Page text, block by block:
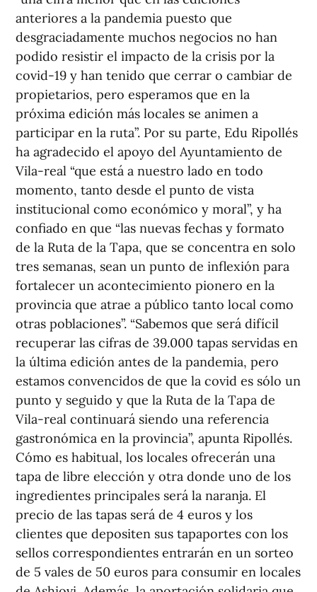
anteriores a la pandemia puesto que
desgraciadamente muchos negocios no han
podido resistir el impacto de la crisis por la
covid-19 y han tenido que cerrar o cambiar de
propietarios, pero esperamos que en la
próxima edición más locales se animen a
participar en la ruta”. Por su parte, Edu Ripollés
ha agradecido el apoyo del Ayuntamiento de
Vila-real “que está a nuestro lado en todo
momento, tanto desde el punto de vista
institucional como económico y moral”, y ha
confiado en que “las nuevas fechas y formato
de la Ruta de la Tapa, que se concentra en solo
tres semanas, sean un punto de inflexión para
fortalecer un acontecimiento pionero en la
provincia que atrae a público tanto local como
otras poblaciones”. “Sabemos que será difícil
recuperar las cifras de 39.000 tapas servidas en
la última edición antes de la pandemia, pero
estamos convencidos de que la covid es sólo un
punto y seguido y que la Ruta de la Tapa de
Vila-real continuará siendo una referencia
gastronómica en la provincia”, apunta Ripollés.
Cómo es habitual, los locales ofrecerán una
tapa de libre elección y otra donde uno de los
ingredientes principales será la naranja. El
precio de las tapas será de 4 euros y los
clientes que depositen sus tapaportes con los
sellos correspondientes entrarán en un sorteo
de 5 vales de 50 euros para consumir en locales